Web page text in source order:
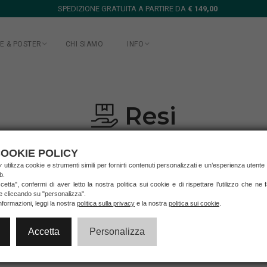
SPEDIZIONE GRATUITA A PARTIRE DA € 149,00
& POSTER CHI SIAMO INFO
Resi
è un consumatore (ossia una persona fisica che acquista la
modulo d'ordine a Centro Cornici Art Store un riferimento di Partita
indicato al successivo punto 3.
di recesso contattandoci
POLICY
utilizza cookie e strumenti simili per fornirti contenuti personalizzati e un’esperienza utente
confermi di aver letto la nostra politica sui cookie e di rispettare l’utilizzo che ne
cliccando su "personalizza".
leggi la nostra politica sulla privacy e la nostra politica sui cookie
Accetta Personalizza